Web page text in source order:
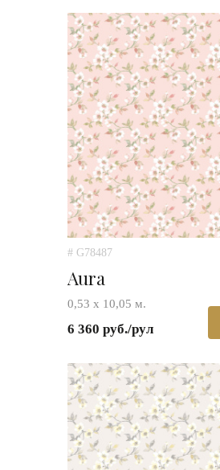
# G78487
Aura
0,53 х 10,05 м.
6 360 руб./рул